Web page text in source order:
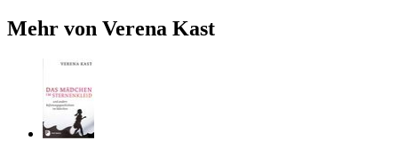
Mehr von Verena Kast